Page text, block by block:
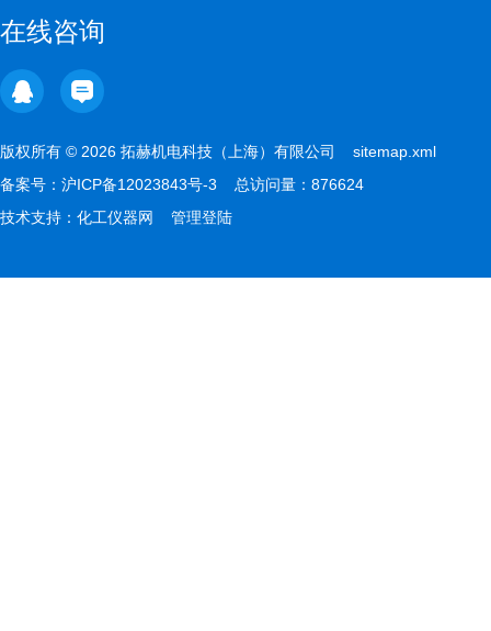
在线咨询
版权所有 © 2026 拓赫机电科技（上海）有限公司 sitemap.xml
备案号： 沪ICP备12023843号-3 总访问量：876624
技术支持： 化工仪器网 管理登陆